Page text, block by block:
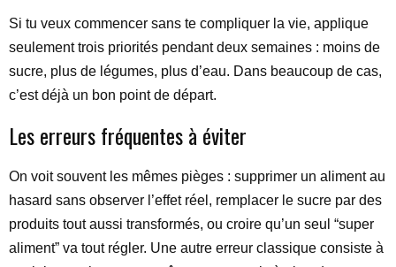
Si tu veux commencer sans te compliquer la vie, applique
seulement trois priorités pendant deux semaines : moins de
sucre, plus de légumes, plus d’eau. Dans beaucoup de cas,
c’est déjà un bon point de départ.
Les erreurs fréquentes à éviter
On voit souvent les mêmes pièges : supprimer un aliment au
hasard sans observer l’effet réel, remplacer le sucre par des
produits tout aussi transformés, ou croire qu’un seul “super
aliment” va tout régler. Une autre erreur classique consiste à